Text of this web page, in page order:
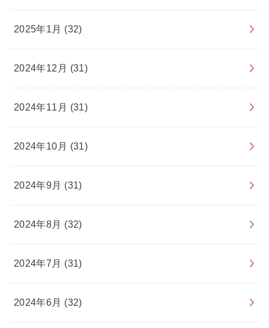
2025年1月 (32)
2024年12月 (31)
2024年11月 (31)
2024年10月 (31)
2024年9月 (31)
2024年8月 (32)
2024年7月 (31)
2024年6月 (32)